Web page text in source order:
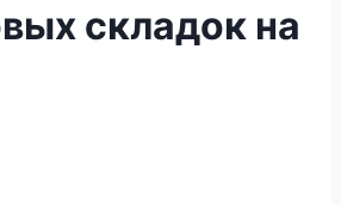
складок на